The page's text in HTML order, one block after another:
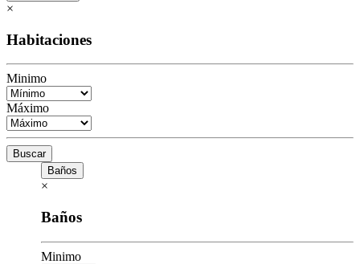
×
Habitaciones
Minimo
Máximo
Buscar
Baños
×
Baños
Minimo